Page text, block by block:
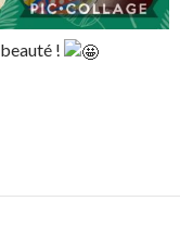
!